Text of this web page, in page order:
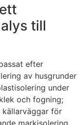
till
efter
av husgrunder
under
och fogning;
för
markisolering